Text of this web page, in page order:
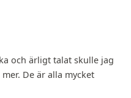
och ärligt talat skulle jag
De är alla mycket